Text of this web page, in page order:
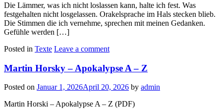
Die Lämmer, was ich nicht loslassen kann, halte ich fest. Was
festgehalten nicht losgelassen. Orakelsprache im Hals stecken blieb.
Die Stimmen die ich vernehme, sprechen mit meinen Gedanken.
Gefühle werden […]
Posted in Texte Leave a comment
Martin Horsky – Apokalypse A – Z
Posted on Januar 1, 2026April 20, 2026 by admin
Martin Horski – Apokalypse A – Z (PDF)